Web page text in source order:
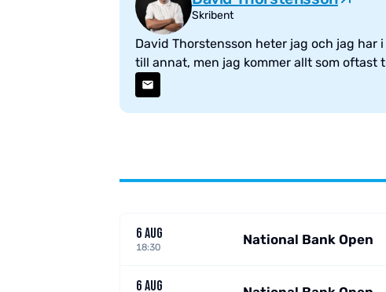
Skribent
David Thorstensson heter jag och jag
till annat, men jag kommer allt som
6 AUG
18:30 National Bank Open
6 AUG